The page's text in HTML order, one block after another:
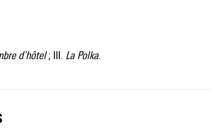
d’hôtel; III. La Polka.